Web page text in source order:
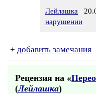
Лейлашка
нарушении
+ добавить замечания
Рецензия на «
(Лейлашка)